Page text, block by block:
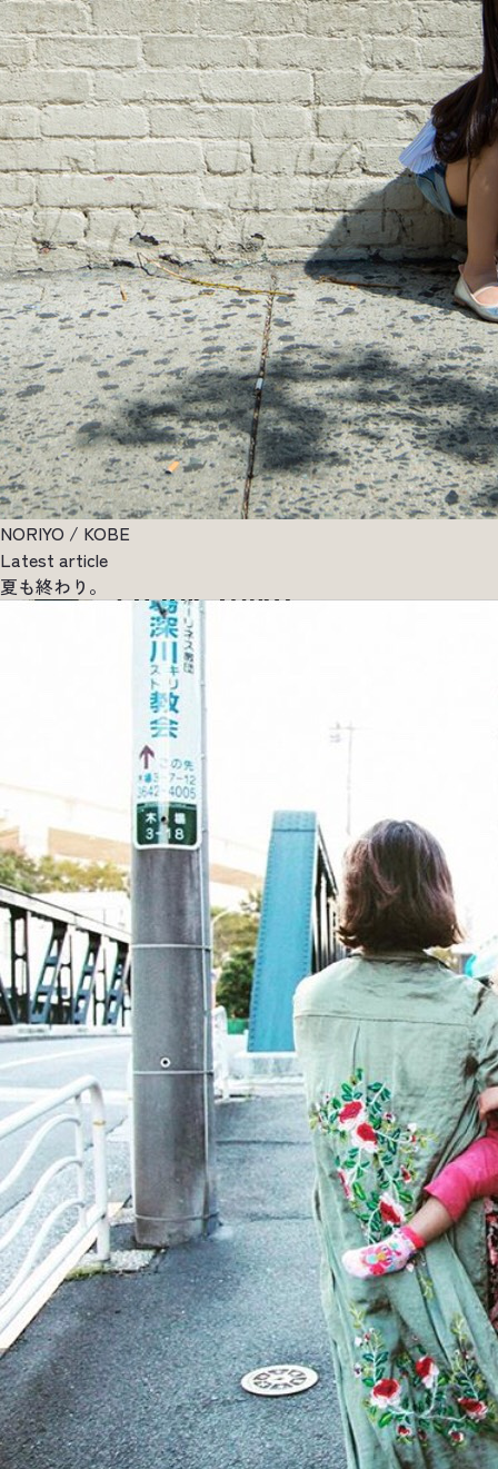
NORIYO / KOBE
Latest article
夏も終わり。